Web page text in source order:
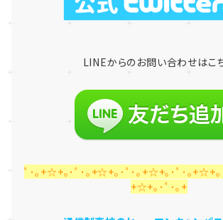
LINEからのお問い合わせはこ
ﾟ･｡+☆+｡･ﾟ･｡+☆+｡･ﾟ･｡+☆+｡･ﾟ･｡+☆+｡
+☆+｡･ﾟ･｡+